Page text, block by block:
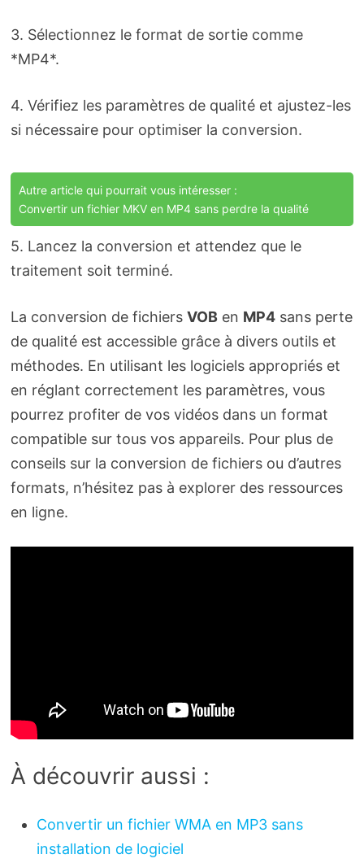
3. Sélectionnez le format de sortie comme
*MP4*.
4. Vérifiez les paramètres de qualité et ajustez-les
si nécessaire pour optimiser la conversion.
Autre article qui pourrait vous intéresser :
Convertir un fichier MKV en MP4 sans perdre la qualité
5. Lancez la conversion et attendez que le
traitement soit terminé.
La conversion de fichiers VOBen MP4sans perte
de qualité est accessible grâce à divers outils et
méthodes. En utilisant les logiciels appropriés et
en réglant correctement les paramètres, vous
pourrez profiter de vos vidéos dans un format
compatible sur tous vos appareils. Pour plus de
conseils sur la conversion de fichiers ou d’autres
formats, n’hésitez pas à explorer des ressources
en ligne.
À découvrir aussi :
Convertir un fichier WMA en MP3 sans
installation de logiciel